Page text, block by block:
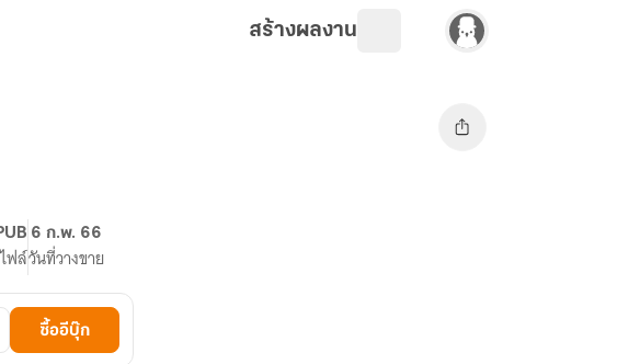
สร้างผลงาน
ฟล์
6 ก.พ. 66
วันที่วางขาย
ซื้ออีบุ๊ก